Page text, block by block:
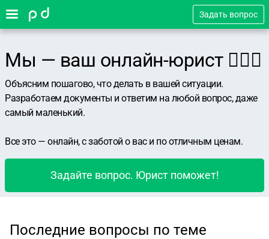
Задать вопрос
Мы — ваш онлайн-юрист 👨🏻‍⚖️
Объясним пошагово, что делать в вашей ситуации.
Разработаем документы и ответим на любой вопрос, даже
самый маленький.
Все это — онлайн, с заботой о вас и по отличным ценам.
Задайте вопрос. Юрист поможет!
Последние вопросы по теме